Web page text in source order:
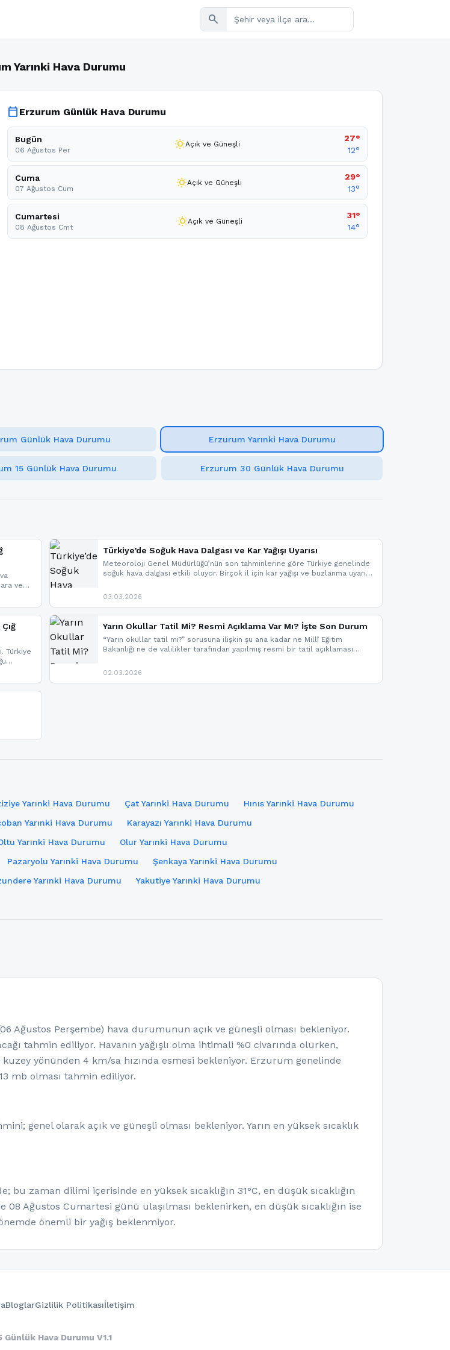
search
Yarınki Hava Durumu
calendar_today Erzurum Günlük Hava Durumu
Bugün
06 Ağustos Per wb_sunnyAçık ve Güneşli
27°
12°
Cuma
07 Ağustos Cum wb_sunnyAçık ve Güneşli
29°
13°
Cumartesi
08 Ağustos Cmt wb_sunnyAçık ve Güneşli
31°
14°
Günlük Hava Durumu Erzurum Yarınki Hava Durumu
15 Günlük Hava Durumu Erzurum 30 Günlük Hava Durumu
ve
Türkiye’de Soğuk Hava Dalgası ve Kar Yağışı Uyarısı
Meteoroloji Genel Müdürlüğü’nün son tahminlerine göre Türkiye genelinde
soğuk hava dalgası etkili oluyor. Birçok il için kar yağışı ve buzlanma uyarısı
03.03.2026
Türkiye
Yarın Okullar Tatil Mi? Resmi Açıklama Var Mı? İşte Son Durum
“Yarın okullar tatil mi?” sorusuna ilişkin şu ana kadar ne Millî Eğitim
Bakanlığı ne de valilikler tarafından yapılmış resmi bir tatil açıklaması
paylaşacağız. En hızlı şekilde haberdar olmak için sitemizi takip edebilir ve
02.03.2026
Yarınki Hava Durumu Çat Yarınki Hava Durumu
Hınıs Yarınki Hava Durumu
Yarınki Hava Durumu
Karayazı Yarınki Hava Durumu
Yarınki Hava Durumu
Olur Yarınki Hava Durumu
Pazaryolu Yarınki Hava Durumu
Şenkaya Yarınki Hava Durumu
Yarınki Hava Durumu Yakutiye Yarınki Hava Durumu
Perşembe) hava durumunun açık ve güneşli olması bekleniyor.
tahmin ediliyor. Havanın yağışlı olma ihtimali %0 civarında olurken,
yönünden 4 km/sa hızında esmesi bekleniyor. Erzurum genelinde
mb olması tahmin ediliyor.
genel olarak açık ve güneşli olması bekleniyor. Yarın en yüksek sıcaklık
zaman dilimi içerisinde en yüksek sıcaklığın 31°C, en düşük sıcaklığın
08 Ağustos Cumartesi günü ulaşılması beklenirken, en düşük sıcaklığın ise
önemli bir yağış beklenmiyor.
BloglarGizlilik Politikasıİletişim
Günlük Hava Durumu V1.1